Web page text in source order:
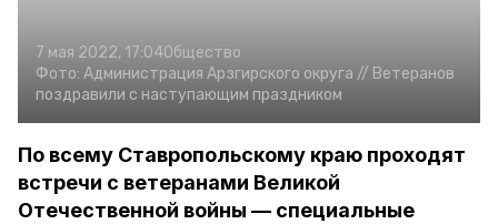
7 мая 2022, 17:04Общество
Фото: Администрация Арзгирского округа // Ветеранов
поздравили с наступающим праздником
По всему Ставропольскому краю проходят
встречи с ветеранами Великой
Отечественной войны — специальные